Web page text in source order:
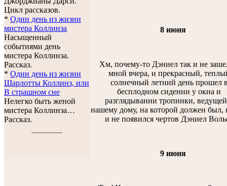
Цикл рассказов.
* Один день из жизни
мистера Коллинза
Насыщенный
событиями день
мистера Коллинза.
Рассказ.
* Один день из жизни
Шарлотты Коллинз, или
В страшном сне
Нелегко быть женой
мистера Коллинза…
Рассказ.
8 июня
Хм, почему-то Дэниел так и не
мной вчера, и прекрасный,
солнечный летний день прошел
бесплодном сидении у окна и
разглядывании тропинки,
нашему дому, на которой должен был,
и не появился чертов Дэниел
9 июня